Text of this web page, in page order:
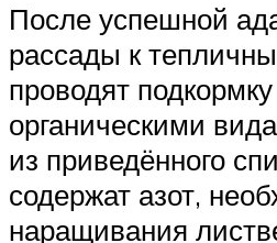
После успешной
рассады к
проводят
органическими
из приведённого
содержат азот,
наращивания